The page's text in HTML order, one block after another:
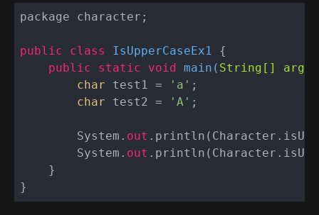
package character;
public class IsUpperCaseEx1 {
public
static void main ( String[] args
char test1 = 'a' ;
char test2 = 'A' ;
        System.
out
        System.
out
    }